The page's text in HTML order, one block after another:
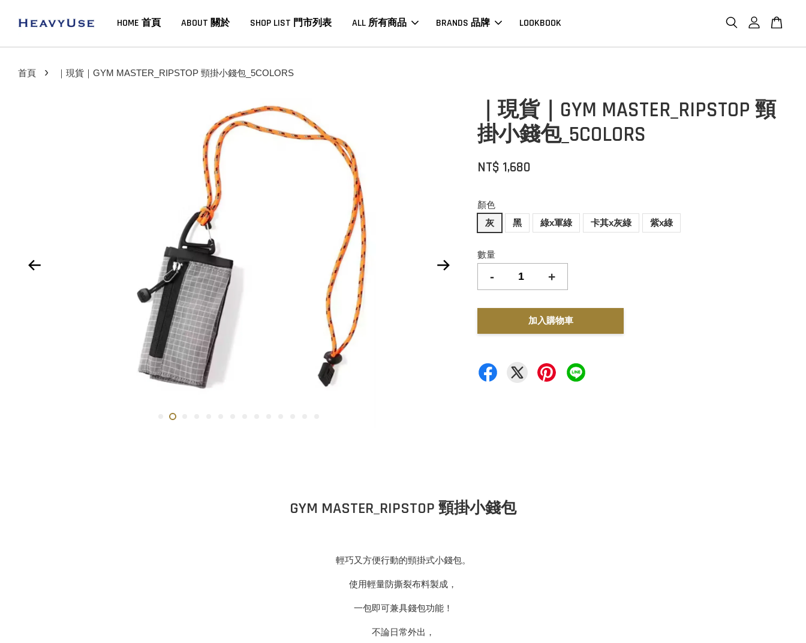
HOME 首頁 ABOUT 關於 SHOP LIST 門市列表 ALL 所有商品 BRANDS 品牌 LOOKBOOK
首頁 › ｜現貨｜GYM MASTER_RIPSTOP 頸掛小錢包_5COLORS
｜現貨｜GYM MASTER_RIPSTOP 頸
掛小錢包_5COLORS
NT$ 1,680
顏色
灰
黑 綠x軍綠 卡其x灰綠 紫x綠
數量
- +
加入購物車
GYM MASTER_RIPSTOP 頸掛小錢包
輕巧又方便行動的頸掛式小錢包。
使用輕量防撕裂布料製成，
一包即可兼具錢包功能！
不論日常外出，